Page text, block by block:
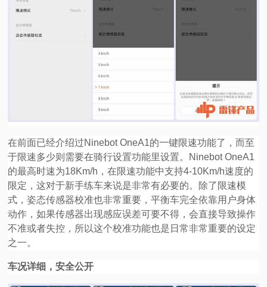
在前面已经介绍过Ninebot OneA1的一键限速功能了，而至
于限速多少则需要在骑行设置功能里设置。Ninebot OneA1
的最高时速为18Km/h，在限速功能中支持4-10Km/h速度的
限定，这对于新手练车来说是非常有必要的。除了限速模
式，姿态传感器校准也非常重要，平衡车完全依靠用户身体
动作，如果传感器出现感应误差可要不得，会直接导致操作
不准或者失控，所以这个校准功能也是日常非常重要的设定
之一。
车况详细，安全公开